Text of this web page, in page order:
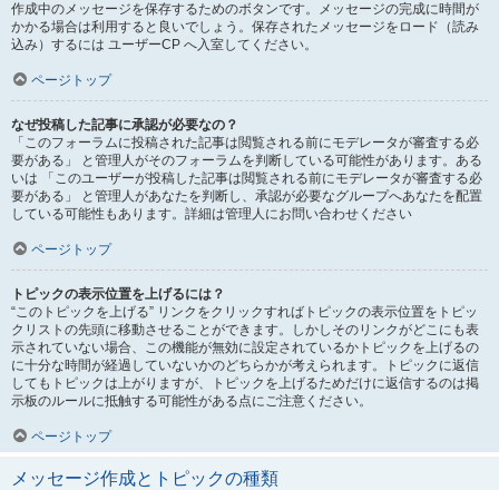
作成中のメッセージを保存するためのボタンです。メッセージの完成に時間が
かかる場合は利用すると良いでしょう。保存されたメッセージをロード（読み
込み）するには ユーザーCP へ入室してください。
ページトップ
なぜ投稿した記事に承認が必要なの？
「このフォーラムに投稿された記事は閲覧される前にモデレータが審査する必
要がある」 と管理人がそのフォーラムを判断している可能性があります。ある
いは 「このユーザーが投稿した記事は閲覧される前にモデレータが審査する必
要がある」 と管理人があなたを判断し、承認が必要なグループへあなたを配置
している可能性もあります。詳細は管理人にお問い合わせください
ページトップ
トピックの表示位置を上げるには？
“このトピックを上げる” リンクをクリックすればトピックの表示位置をトピッ
クリストの先頭に移動させることができます。しかしそのリンクがどこにも表
示されていない場合、この機能が無効に設定されているかトピックを上げるの
に十分な時間が経過していないかのどちらかが考えられます。トピックに返信
してもトピックは上がりますが、トピックを上げるためだけに返信するのは掲
示板のルールに抵触する可能性がある点にご注意ください。
ページトップ
メッセージ作成とトピックの種類